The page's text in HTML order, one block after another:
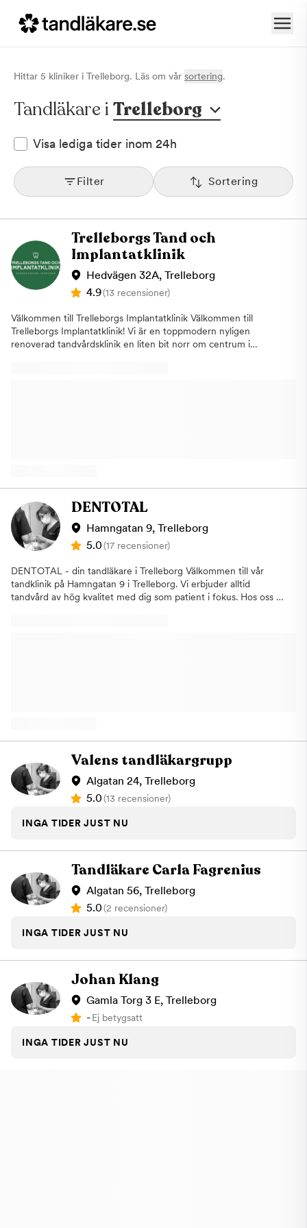
Hittar 5 kliniker i Trelleborg. Läs om vår sortering.
Tandläkare i Trelleborg
Visa lediga tider inom 24h
Filter Sortering
Trelleborgs Tand och
Implantatklinik
Hedvägen 32A, Trelleborg
4.9(13 recensioner)
Välkommen till Trelleborgs Implantatklinik Välkommen till
Trelleborgs Implantatklinik! Vi är en toppmodern nyligen
renoverad tandvårdsklinik en liten bit norr om centrum i
DENTOTAL
Hamngatan 9, Trelleborg
5.0(17 recensioner)
DENTOTAL - din tandläkare i Trelleborg Välkommen till vår
tandklinik på Hamngatan 9 i Trelleborg. Vi erbjuder alltid
tandvård av hög kvalitet med dig som patient i fokus. Hos oss är
Valens tandläkargrupp
Algatan 24, Trelleborg
5.0(13 recensioner)
INGA TIDER JUST NU
Tandläkare Carla Fagrenius
Algatan 56, Trelleborg
5.0(2 recensioner)
INGA TIDER JUST NU
Johan Klang
Gamla Torg 3 E, Trelleborg
-Ej betygsatt
INGA TIDER JUST NU